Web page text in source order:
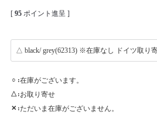
[ 95 ポイント進呈 ]
○ 在庫がございます。
△ お取り寄せ
✕ ただいま在庫がございません。